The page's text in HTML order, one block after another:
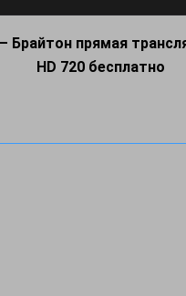
прямая
HD 720 бесплатно